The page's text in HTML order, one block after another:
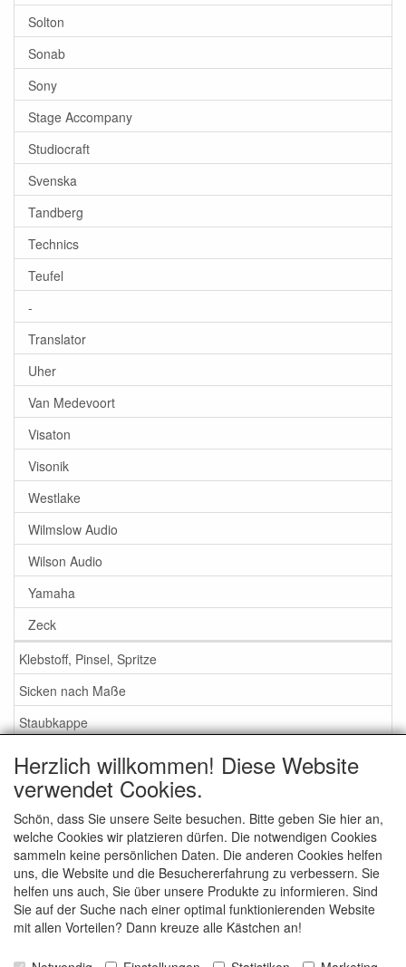
Solton
Sonab
Sony
Stage Accompany
Studiocraft
Svenska
Tandberg
Technics
Teufel
-
Translator
Uher
Van Medevoort
Visaton
Visonik
Westlake
Wilmslow Audio
Wilson Audio
Yamaha
Zeck
Klebstoff, Pinsel, Spritze
Sicken nach Maße
Staubkappe
Service
Schaumstoff oder Gummi Sicken?
Wichtig bei Bestellung
Nachrichten
Kontakt
Herzlich willkommen! Diese Website
verwendet Cookies.
Schön, dass Sie unsere Seite besuchen. Bitte geben Sie hier an,
welche Cookies wir platzieren dürfen. Die notwendigen Cookies
sammeln keine persönlichen Daten. Die anderen Cookies helfen
uns, die Website und die Besuchererfahrung zu verbessern. Sie
helfen uns auch, Sie über unsere Produkte zu informieren. Sind
Sie auf der Suche nach einer optimal funktionierenden Website
mit allen Vorteilen? Dann kreuze alle Kästchen an!